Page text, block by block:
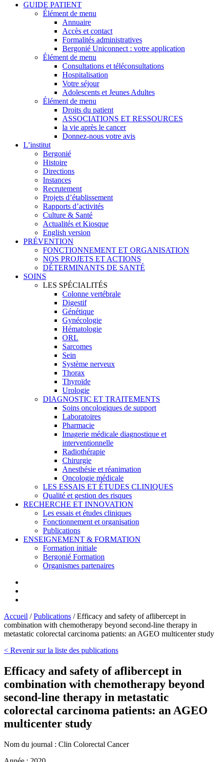
GUIDE PATIENT
Élément de menu
Annuaire
Accès et contact
Formalités administratives
Bergonié Uniconnect : votre application
Élément de menu
Consultations et téléconsultations
Hospitalisation
Votre séjour
Adolescents et Jeunes Adultes
Élément de menu
Droits du patient
ASSOCIATIONS ET RESSOURCES
la vie après le cancer
Donnez-nous votre avis
L’institut
Bergonié
Histoire
Directions
Instances
Recrutement
Projets d’établissement
Rapports d’activités
Culture & Santé
Actualités et Kiosque
English version
PRÉVENTION
FONCTIONNEMENT ET ORGANISATION
NOS PROJETS ET ACTIONS
DÉTERMINANTS DE SANTÉ
SOINS
LES SPÉCIALITÉS
Colonne vertébrale
Digestif
Génétique
Gynécologie
Hématologie
ORL
Sarcomes
Sein
Système nerveux
Thorax
Thyroïde
Urologie
DIAGNOSTIC ET TRAITEMENTS
Soins oncologiques de support
Laboratoires
Pharmacie
Imagerie médicale diagnostique et
interventionnelle
Radiothérapie
Chirurgie
Anesthésie et réanimation
Oncologie médicale
LES ESSAIS ET ÉTUDES CLINIQUES
Qualité et gestion des risques
RECHERCHE ET INNOVATION
Les essais et études cliniques
Fonctionnement et organisation
Publications
ENSEIGNEMENT & FORMATION
Formation initiale
Bergonié Formation
Organismes partenaires
Accueil /Publications /Efficacy and safety of aflibercept in
combination with chemotherapy beyond second-line therapy in
metastatic colorectal carcinoma patients: an AGEO multicenter study
< Revenir sur la liste des publications
Efficacy and safety of aflibercept in
combination with chemotherapy beyond
second-line therapy in metastatic
colorectal carcinoma patients: an AGEO
multicenter study
Nom du journal : Clin Colorectal Cancer